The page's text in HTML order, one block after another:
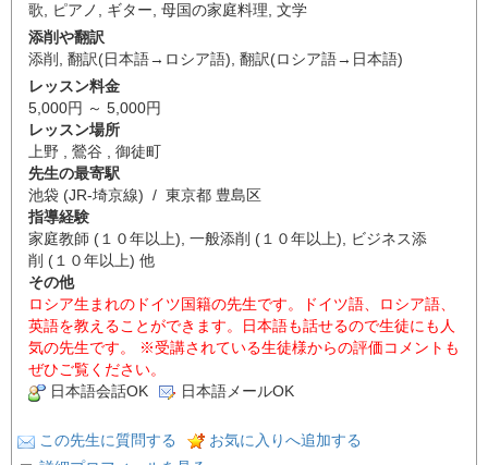
歌, ピアノ , ギター, 母国の家庭料理, 文学
添削や翻訳
添削 , 翻訳(日本語→ロシア語), 翻訳(ロシア語→日本語)
レッスン料金
5,000円 ～ 5,000円
レッスン場所
上野 , 鶯谷 , 御徒町
先生の最寄駅
池袋 (JR-埼京線) / 東京都 豊島区
指導経験
家庭教師 (１０年以上), 一般添削 (１０年以上), ビジネス添
削 (１０年以上) 他
その他
ロシア生まれのドイツ国籍の先生です。ドイツ語、ロシア語、
英語を教えることができます。日本語も話せるので生徒にも人
気の先生です。 ※受講されている生徒様からの評価コメントも
ぜひご覧ください。
日本語会話OK
日本語メールOK
この先生に質問する
お気に入りへ追加する